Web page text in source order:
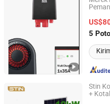
5
Nanjing Shunmei Science &
Stin
+
Shanghai Soaring Industrial